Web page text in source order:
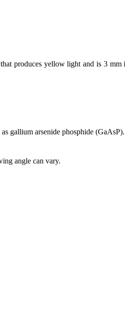
produces yellow light and is 3 mm
gallium arsenide phosphide (GaAsP).
angle can vary.